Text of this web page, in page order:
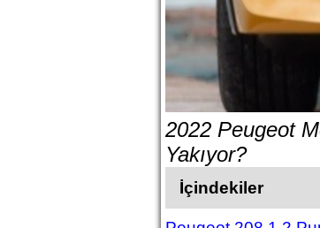
2022 Peugeot
Yakıyor?
İçindekiler